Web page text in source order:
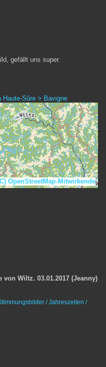
gefällt uns super.
Haute-Sûre > Bavigne
OpenStreetMap-Mitwirkende
Wiltz. 03.01.2017 (Jeanny)
/ Jahreszeiten /